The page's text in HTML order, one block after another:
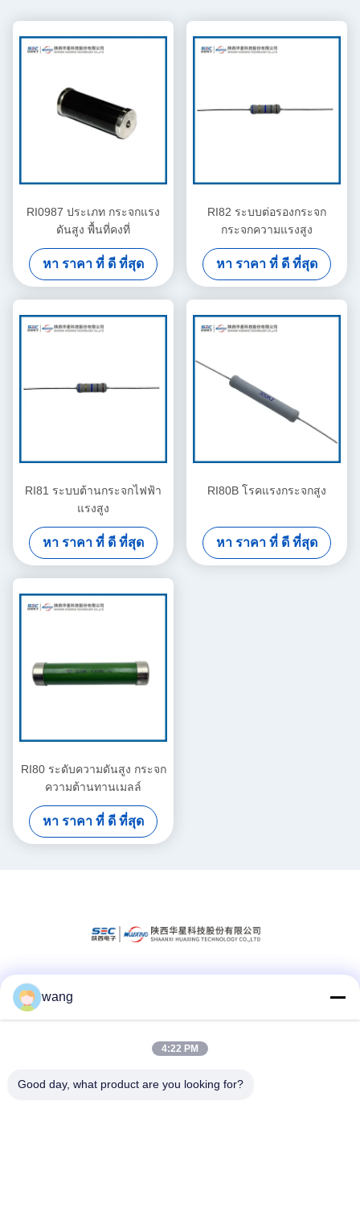
RI0987 ประเภท กระจกแรง
ดันสูง พื้นที่คงที่
หา ราคา ที่ ดี ที่สุด
RI82 ระบบต่อรองกระจก
กระจกความแรงสูง
หา ราคา ที่ ดี ที่สุด
RI81 ระบบต้านกระจกไฟฟ้า
แรงสูง
หา ราคา ที่ ดี ที่สุด
RI80B โรคแรงกระจกสูง
หา ราคา ที่ ดี ที่สุด
RI80 ระดับความดันสูง กระจก
ความต้านทานเมลล์
หา ราคา ที่ ดี ที่สุด
ติดต่อเร็ว
โทรศัพท์
wang
4:22 PM
Good day, what product are you looking for?